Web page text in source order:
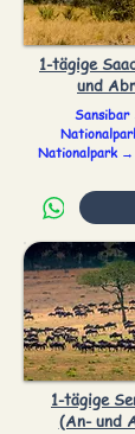
1-tägige
und
Sansibar
Nationalpark →
1-tägige
(An- und